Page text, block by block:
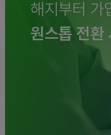
LG헬로비전
매월 다양한